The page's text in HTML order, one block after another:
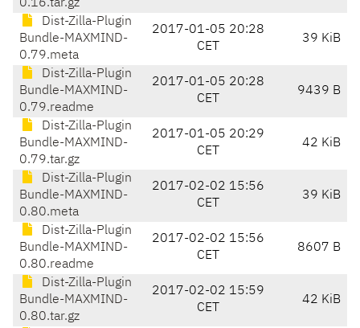
0.16.tar.gz
Dist-Zilla-Plugin
Bundle-MAXMIND-
0.79.meta
2017-01-05 20:28
CET
39 KiB
Dist-Zilla-Plugin
Bundle-MAXMIND-
0.79.readme
2017-01-05 20:28
CET
9439 B
Dist-Zilla-Plugin
Bundle-MAXMIND-
0.79.tar.gz
2017-01-05 20:29
CET
42 KiB
Dist-Zilla-Plugin
Bundle-MAXMIND-
0.80.meta
2017-02-02 15:56
CET
39 KiB
Dist-Zilla-Plugin
Bundle-MAXMIND-
0.80.readme
2017-02-02 15:56
CET
8607 B
Dist-Zilla-Plugin
Bundle-MAXMIND-
0.80.tar.gz
2017-02-02 15:59
CET
42 KiB